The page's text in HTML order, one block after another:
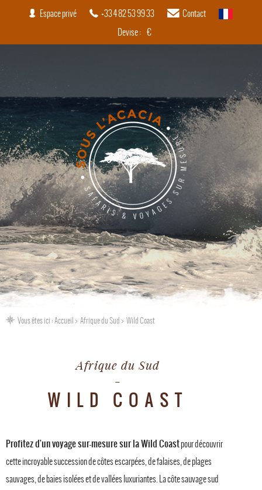
Espace privé +33 4 82 53 99 33 Contact
Devise : €
Vous êtes ici :Accueil Afrique du Sud Wild Coast
Afrique du Sud
WILD COAST
Profitez d'un voyage sur-mesure sur la Wild Coastpour découvrir
cette incroyable succession de côtes escarpées, de falaises, de plages
sauvages, de baies isolées et de vallées luxuriantes. La côte sauvage sud